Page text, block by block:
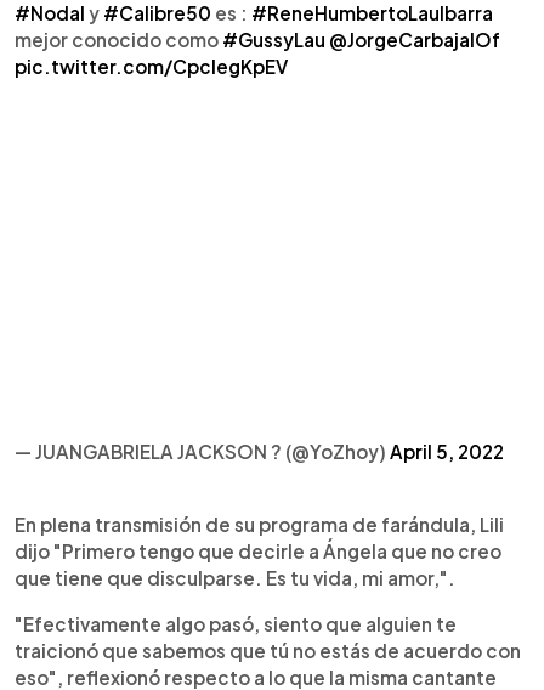
#Nodal y #Calibre50 es : #ReneHumbertoLauIbarra
mejor conocido como #GussyLau @JorgeCarbajalOf
pic.twitter.com/CpcIegKpEV
— JUANGABRIELA JACKSON ? (@YoZhoy) April 5, 2022
En plena transmisión de su programa de farándula, Lili
dijo "Primero tengo que decirle a Ángela que no creo
que tiene que disculparse. Es tu vida, mi amor,".
"Efectivamente algo pasó, siento que alguien te
traicionó que sabemos que tú no estás de acuerdo con
eso", reflexionó respecto a lo que la misma cantante